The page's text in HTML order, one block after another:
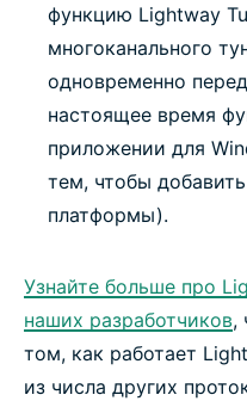
функцию Lightway
многоканального
одновременно
настоящее время
приложении для
тем, чтобы
платформы).
Узнайте больше про
наших разработчиков,
том, как работает
из числа других